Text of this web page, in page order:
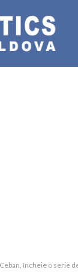
încheie o serie